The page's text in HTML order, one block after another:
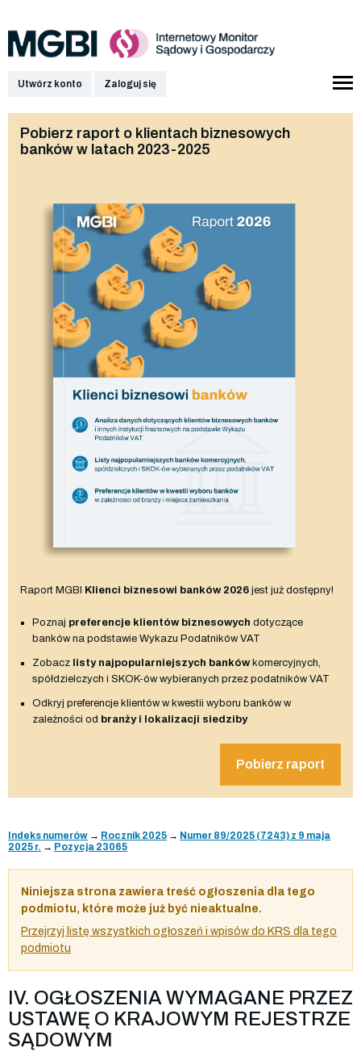
Utwórz konto Zaloguj się
Pobierz raport o klientach biznesowych
banków w latach 2023-2025
Raport MGBI Klienci biznesowi banków 2026 jest już dostępny!
Poznaj preferencje klientów biznesowych dotyczące
banków na podstawie Wykazu Podatników VAT
Zobacz listy najpopularniejszych bankówkomercyjnych,
spółdzielczych i SKOK-ów wybieranych przez podatników VAT
Odkryj preferencje klientów w kwestii wyboru banków w
zależności od branży i lokalizacji siedziby
Pobierz raport
Indeks numerów → Rocznik 2025 → Numer 89/2025 (7243) z 9 maja
2025 r. → Pozycja 23065
Niniejsza strona zawiera treść ogłoszenia dla tego
podmiotu, które może już być nieaktualne.
Przejrzyj listę wszystkich ogłoszeń i wpisów do KRS dla tego
podmiotu
IV. OGŁOSZENIA WYMAGANE PRZEZ
USTAWĘ O KRAJOWYM REJESTRZE
SĄDOWYM